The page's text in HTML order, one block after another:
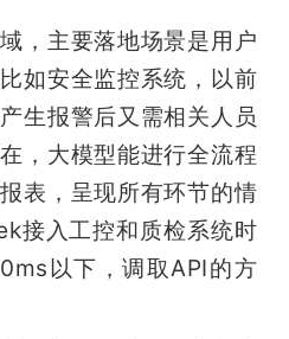
，主要落地场景是用户
如安全监控系统，以前
生报警后又需相关人员
，大模型能进行全流程
表，呈现所有环节的情
接入工控和质检系统时
以下，调取API的方